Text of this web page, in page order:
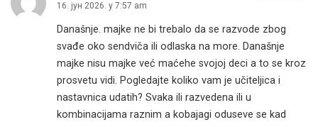
16. јун 2026. у 7:57 am
Današnje. majke ne bi trebalo da se razvode zbog
svađe oko sendviča ili odlaska na more. Današnje
majke nisu majke već maćehe svojoj deci a to se kroz
prosvetu vidi. Pogledajte koliko vam je učiteljica i
nastavnica udatih? Svaka ili razvedena ili u
kombinacijama raznim a kobajagi oduseve se kad